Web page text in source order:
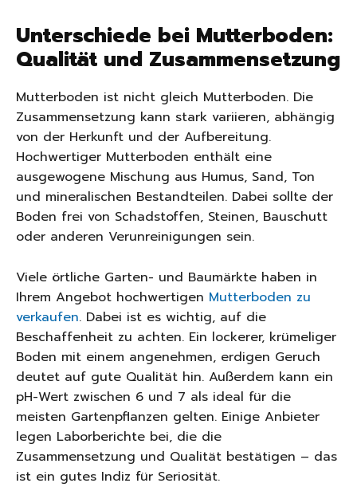
Unterschiede bei Mutterboden:
Qualität und Zusammensetzung
Mutterboden ist nicht gleich Mutterboden. Die
Zusammensetzung kann stark variieren, abhängig
von der Herkunft und der Aufbereitung.
Hochwertiger Mutterboden enthält eine
ausgewogene Mischung aus Humus, Sand, Ton
und mineralischen Bestandteilen. Dabei sollte der
Boden frei von Schadstoffen, Steinen, Bauschutt
oder anderen Verunreinigungen sein.
Viele örtliche Garten- und Baumärkte haben in
Ihrem Angebot hochwertigen Mutterboden zu
verkaufen. Dabei ist es wichtig, auf die
Beschaffenheit zu achten. Ein lockerer, krümeliger
Boden mit einem angenehmen, erdigen Geruch
deutet auf gute Qualität hin. Außerdem kann ein
pH-Wert zwischen 6 und 7 als ideal für die
meisten Gartenpflanzen gelten. Einige Anbieter
legen Laborberichte bei, die die
Zusammensetzung und Qualität bestätigen – das
ist ein gutes Indiz für Seriosität.